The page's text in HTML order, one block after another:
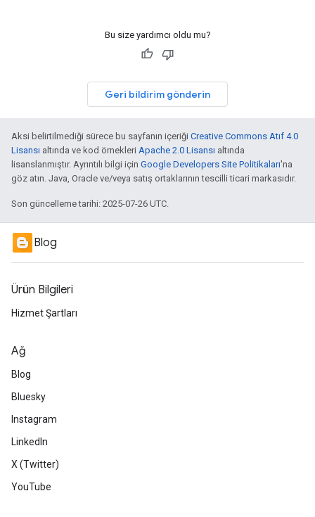
Bu size yardımcı oldu mu?
Geri bildirim gönderin
Aksi belirtilmediği sürece bu sayfanın içeriği Creative Commons Atıf 4.0
Lisansı altında ve kod örnekleri Apache 2.0 Lisansı altında
lisanslanmıştır. Ayrıntılı bilgi için Google Developers Site Politikaları'na
göz atın. Java, Oracle ve/veya satış ortaklarının tescilli ticari markasıdır.
Son güncelleme tarihi: 2025-07-26 UTC.
Blog
Ürün Bilgileri
Hizmet Şartları
Ağ
Blog
Bluesky
Instagram
LinkedIn
X (Twitter)
YouTube